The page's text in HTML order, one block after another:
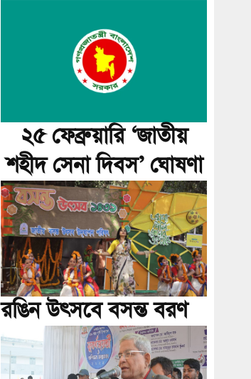
২৫ ফেব্রুয়ারি ‘জাতীয়
শহীদ সেনা দিবস’ ঘোষণা
রঙিন উৎসবে বসন্ত বরণ